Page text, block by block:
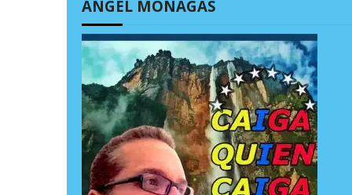
ÁNGEL MONAGAS